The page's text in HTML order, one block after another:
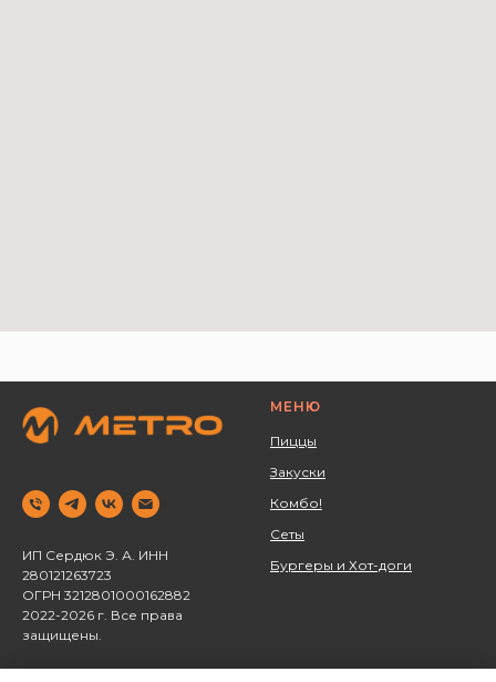
ИП Сердюк Э. А. ИНН
280121263723 ‌
ОГРН 3212801000162882
2022-2026 г. Все права
защищены.
Политика
МЕНЮ
Пиццы
Закуски
Комбо!
Сеты
Бургеры и Хот-доги